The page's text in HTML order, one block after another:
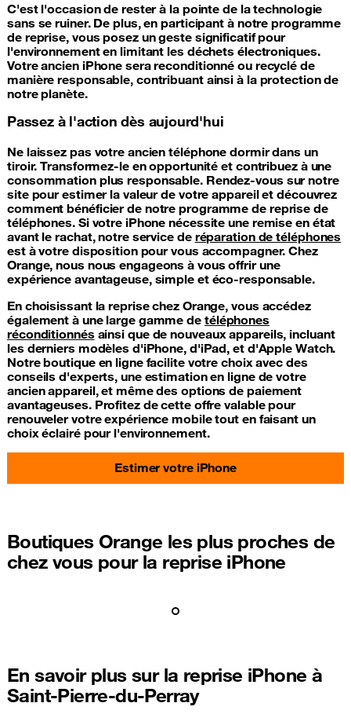
C'est l'occasion de rester à la pointe de la technologie
sans se ruiner. De plus, en participant à notre programme
de reprise, vous posez un geste significatif pour
l'environnement en limitant les déchets électroniques.
Votre ancien iPhone sera reconditionné ou recyclé de
manière responsable, contribuant ainsi à la protection de
notre planète.
Passez à l'action dès aujourd'hui
Ne laissez pas votre ancien téléphone dormir dans un
tiroir. Transformez-le en opportunité et contribuez à une
consommation plus responsable. Rendez-vous sur notre
site pour estimer la valeur de votre appareil et découvrez
comment bénéficier de notre programme de reprise de
téléphones. Si votre iPhone nécessite une remise en état
avant le rachat, notre service de réparation de téléphones
est à votre disposition pour vous accompagner. Chez
Orange, nous nous engageons à vous offrir une
expérience avantageuse, simple et éco-responsable.
En choisissant la reprise chez Orange, vous accédez
également à une large gamme de téléphones
réconditionnés ainsi que de nouveaux appareils, incluant
les derniers modèles d'iPhone, d'iPad, et d'Apple Watch.
Notre boutique en ligne facilite votre choix avec des
conseils d'experts, une estimation en ligne de votre
ancien appareil, et même des options de paiement
avantageuses. Profitez de cette offre valable pour
renouveler votre expérience mobile tout en faisant un
choix éclairé pour l'environnement.
Estimer votre iPhone
Boutiques Orange les plus proches de
chez vous pour la reprise iPhone
En savoir plus sur la reprise iPhone à
Saint-Pierre-du-Perray